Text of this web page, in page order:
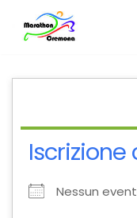
Vai
contenuto
Nessun